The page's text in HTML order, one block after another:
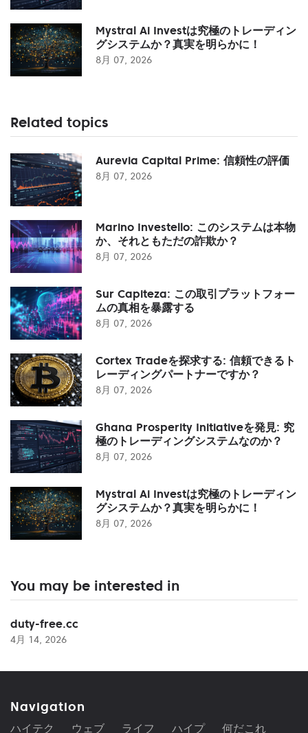
Mystral Ai Investは究極のトレーディン
グシステムか？真実を明らかに！
8月 07, 2026
Related topics
Aurevia Capital Prime: 信頼性の評価
8月 07, 2026
Marino Investello: このシステムは本物
か、それともただの詐欺か？
8月 07, 2026
Sur Capiteza: この取引プラットフォー
ムの真相を暴露する
8月 07, 2026
Cortex Tradeを探求する: 信頼できるト
レーディングパートナーですか？
8月 07, 2026
Ghana Prosperity Initiativeを発見: 究
極のトレーディングシステムなのか？
8月 07, 2026
Mystral Ai Investは究極のトレーディン
グシステムか？真実を明らかに！
8月 07, 2026
You may be interested in
duty-free.cc
4月 14, 2026
Navigation
ハイテク ウェブ ライフ ハイプ 何だこれ